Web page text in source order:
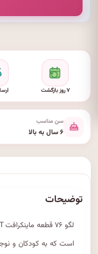
۷ روز بازگشت
سن مناسب
۶ سال به بالا
توضیحات